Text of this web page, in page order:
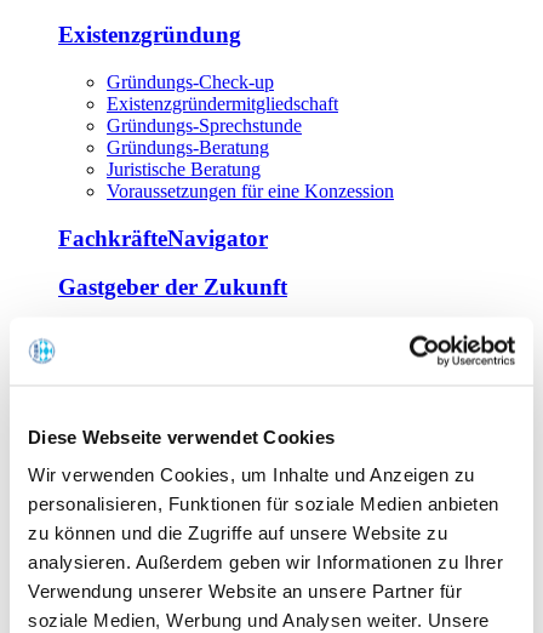
Diese Webseite verwendet Cookies
Wir verwenden Cookies, um Inhalte und Anzeigen zu
personalisieren, Funktionen für soziale Medien anbieten
zu können und die Zugriffe auf unsere Website zu
analysieren. Außerdem geben wir Informationen zu Ihrer
Verwendung unserer Website an unsere Partner für
soziale Medien, Werbung und Analysen weiter. Unsere
Existenzgründung
Gründungs-Check-up
Existenzgründermitgliedschaft
Gründungs-Sprechstunde
Gründungs-Beratung
Juristische Beratung
Voraussetzungen für eine Konzession
FachkräfteNavigator
Gastgeber der Zukunft
Offene Seminare
Tagen im Palais
Wirte-und Unternehmerbrief
Lernplattform BOUNTI
Partner
Branchennahe Organisationen